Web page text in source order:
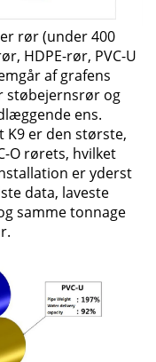
rør (under 400
HDPE-rør, PVC-U
af grafens
støbejernsrør og
ens.
er den største,
O rørets, hvilket
er yderst
data, laveste
samme tonnage